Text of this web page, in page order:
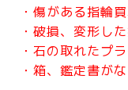
・傷がある指輪
・破損、変形し
・石の取れたプ
・箱、鑑定書